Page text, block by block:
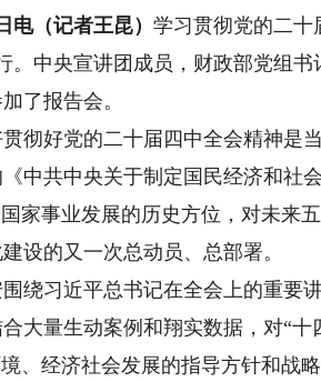
（记者王昆）学习贯彻党的二十
。中央宣讲团成员，财政部党组
了报告会。
好党的二十届四中全会精神是
中共中央关于制定国民经济和社
家事业发展的历史方位，对未来
设的又一次总动员、总部署。
习近平总书记在全会上的重要
大量生动案例和翔实数据，对“
、经济社会发展的指导方针和战